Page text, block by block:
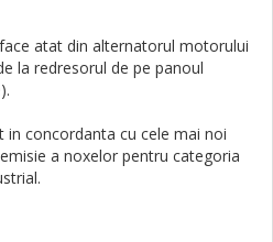
atat din alternatorul motorului
la redresorul de pe panoul
concordanta cu cele mai noi
a noxelor pentru categoria